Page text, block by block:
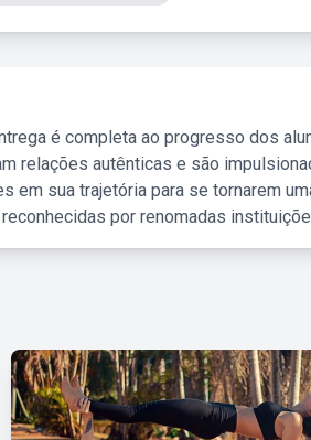
é completa ao progresso dos
relações autênticas e são
em sua trajetória para se tornarem
por renomadas